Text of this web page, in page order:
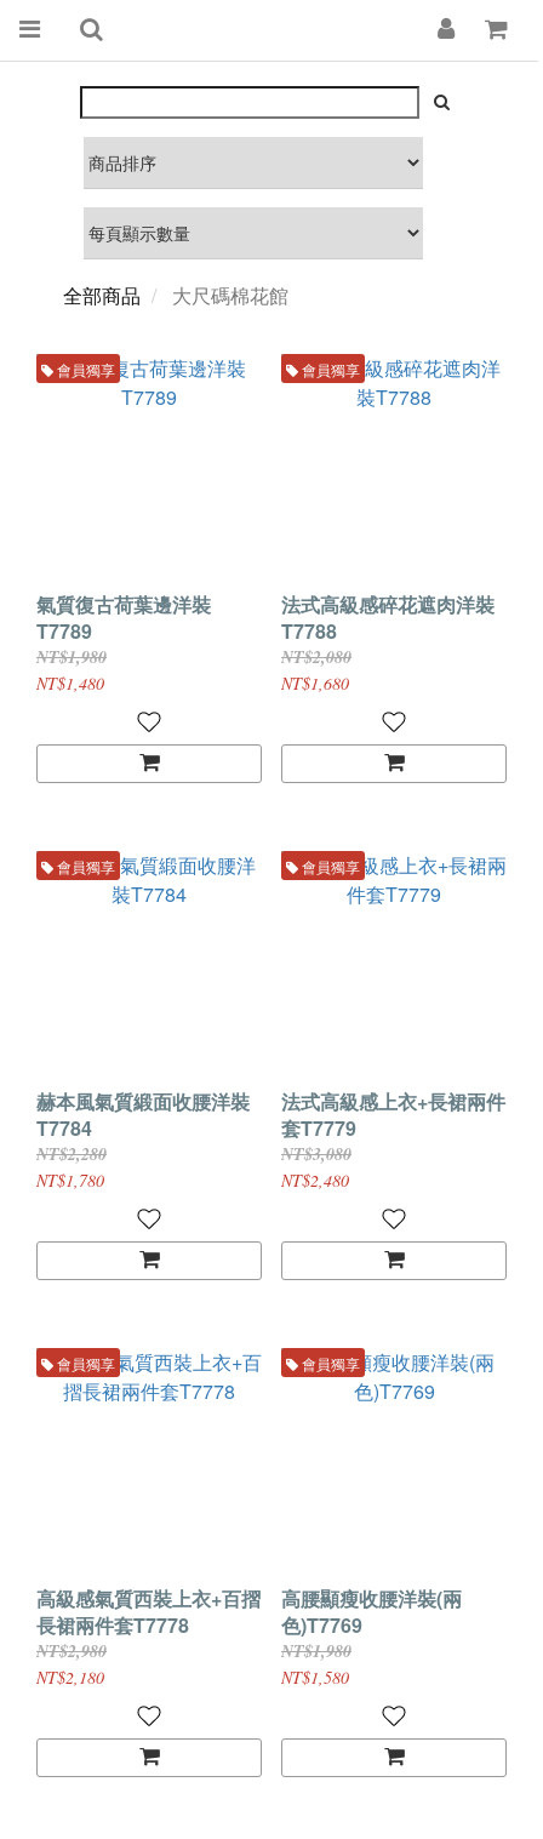
全部商品 大尺碼棉花館
會員獨享
氣質復古荷葉邊洋裝
T7789
NT$1,980
NT$1,480
會員獨享
法式高級感碎花遮肉洋裝
T7788
NT$2,080
NT$1,680
會員獨享
赫本風氣質緞面收腰洋裝
T7784
NT$2,280
NT$1,780
會員獨享
法式高級感上衣+長裙兩件
套T7779
NT$3,080
NT$2,480
會員獨享
高級感氣質西裝上衣+百摺
長裙兩件套T7778
NT$2,980
NT$2,180
會員獨享
高腰顯瘦收腰洋裝(兩
色)T7769
NT$1,980
NT$1,580